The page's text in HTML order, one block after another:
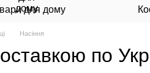
для дому
Насіння
по